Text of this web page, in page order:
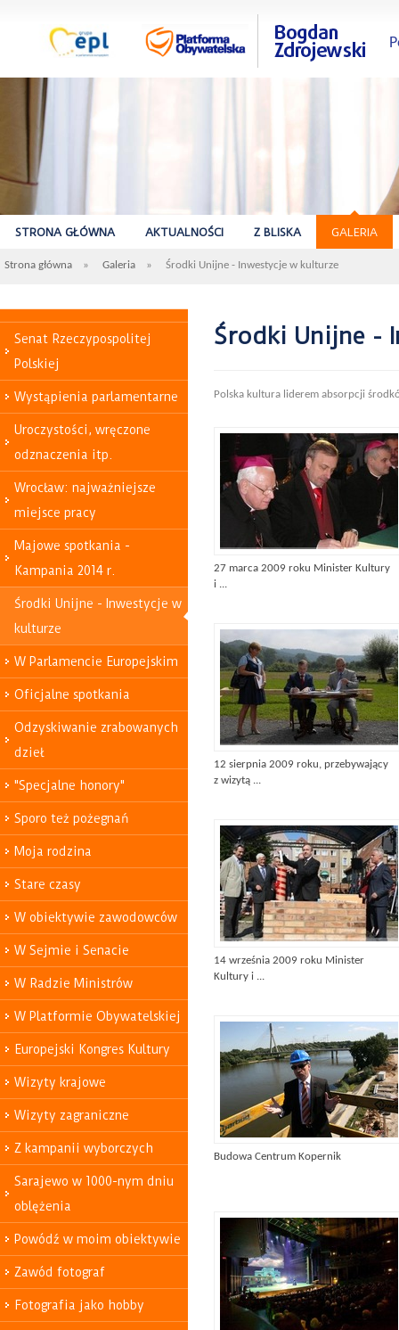
STRONA GŁÓWNA AKTUALNOŚCI Z BLISKA GALERIA
Strona główna » Galeria » Środki Unijne - Inwestycje w kulturze
Senat Rzeczypospolitej
Polskiej
Wystąpienia parlamentarne
Uroczystości, wręczone
odznaczenia itp.
Wrocław: najważniejsze
miejsce pracy
Majowe spotkania -
Kampania 2014 r.
Środki Unijne - Inwestycje w
kulturze
W Parlamencie Europejskim
Oficjalne spotkania
Odzyskiwanie zrabowanych
dzieł
"Specjalne honory"
Sporo też pożegnań
Moja rodzina
Stare czasy
W obiektywie zawodowców
W Sejmie i Senacie
W Radzie Ministrów
W Platformie Obywatelskiej
Europejski Kongres Kultury
Wizyty krajowe
Wizyty zagraniczne
Z kampanii wyborczych
Sarajewo w 1000-nym dniu
oblężenia
Powódź w moim obiektywie
Zawód fotograf
Fotografia jako hobby
Środki Unijne -
Polska kultura liderem absorpcji
27 marca 2009 roku Minister Kultury
i ...
12 sierpnia 2009 roku, przebywający
z wizytą ...
14 września 2009 roku Minister
Kultury i ...
Budowa Centrum Kopernik